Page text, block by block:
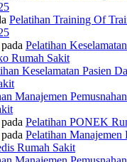
Pelatihan Training Of
Pelatihan
Rumah Sakit
Keselamatan Pasien
Manajemen
Pelatihan PONEK
Pelatihan Manajemen
Rumah Sakit